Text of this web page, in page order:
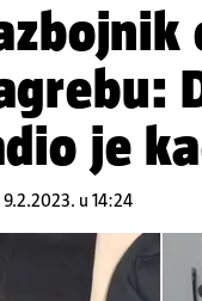
je
u 14:24